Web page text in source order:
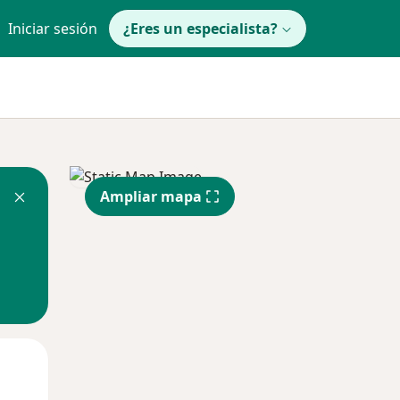
Iniciar sesión ¿Eres un especialista?
Ampliar mapa